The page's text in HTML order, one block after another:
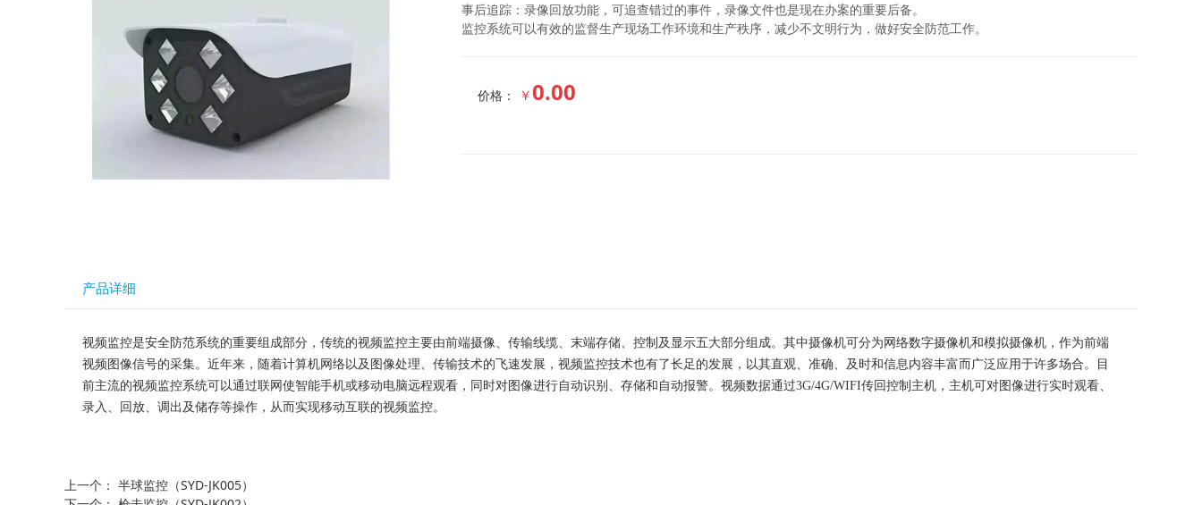
事后追踪：录像回放功能，可追查错过的事件，录像文件也是现在办案的重要后备。
监控系统可以有效的监督生产现场工作环境和生产秩序，减少不文明行为，做好安全防范工作。
价格： ￥0.00
产品详细
视频监控是安全防范系统的重要组成部分，传统的视频监控主要由前端摄像、传输线缆、末端存储、控制及显示五大部分组成。其中摄像机可分为网络数字摄像机和模拟摄像机，作为前端
视频图像信号的采集。近年来，随着计算机网络以及图像处理、传输技术的飞速发展，视频监控技术也有了长足的发展，以其直观、准确、及时和信息内容丰富而广泛应用于许多场合。目
前主流的视频监控系统可以通过联网使智能手机或移动电脑远程观看，同时对图像进行自动识别、存储和自动报警。视频数据通过3G/4G/WIFI传回控制主机，主机可对图像进行实时观看、
录入、回放、调出及储存等操作，从而实现移动互联的视频监控。
上一个： 半球监控（SYD-JK005）